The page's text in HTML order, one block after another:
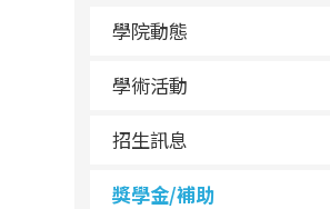
學院動態
學術活動
招生訊息
獎學金/補助